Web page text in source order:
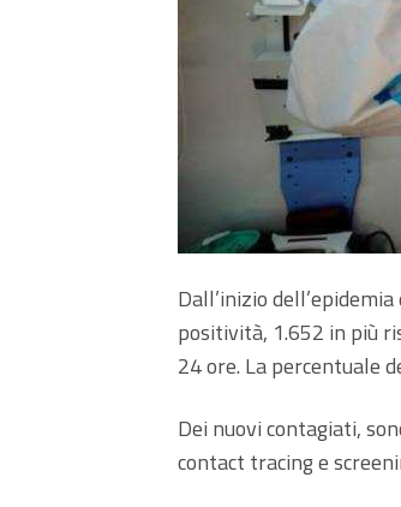
Dall’inizio
positività, 1.652 in più
24 ore. La percentuale
Dei nuovi contagiati,
contact tracing e